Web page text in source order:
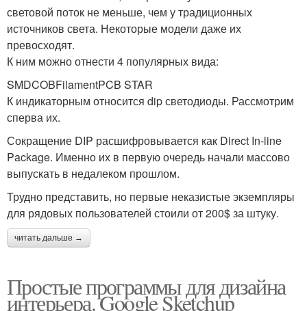
световой поток не меньше, чем у традиционных
источников света. Некоторые модели даже их
превосходят.
К ним можно отнести 4 популярных вида:
SMDCOBFilamentPCB STAR
К индикаторным относится dip светодиоды. Рассмотрим
сперва их.
Сокращение DIP расшифровывается как Direct In-line
Package. Именно их в первую очередь начали массово
выпускать в недалеком прошлом.
Трудно представить, но первые неказистые экземпляры
для рядовых пользователей стоили от 200$ за штуку.
читать дальше →
Простые программы для дизайна
интерьера. Google Sketchup